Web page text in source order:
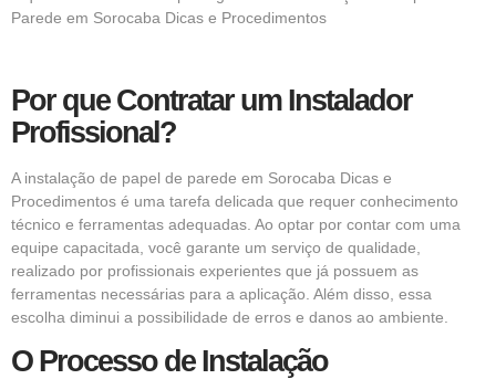
Parede em Sorocaba Dicas e Procedimentos
Por que Contratar um Instalador
Profissional?
Ainstalação de papel de parede em Sorocaba Dicas e
Procedimentos é uma tarefa delicada que requer conhecimento
técnico e ferramentas adequadas. Ao optar por contar com uma
equipe capacitada, você garante um serviço de qualidade,
realizado por profissionais experientes que já possuem as
ferramentas necessárias para a aplicação. Além disso, essa
escolha diminui a possibilidade de erros e danos ao ambiente.
O Processo de Instalação